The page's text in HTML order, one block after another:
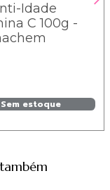
Idade
C 100g -
Sem estoque